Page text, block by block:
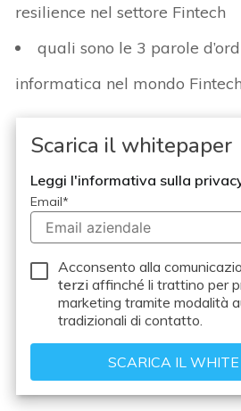
resilience nel settore Fintech
quali sono le 3 parole
informatica nel mondo Fintech
Scarica il whitepaper
Leggi l'informativa sulla
Email*
Acconsento alla
terzi affinché li trattino per
marketing tramite modalità
tradizionali di contatto.